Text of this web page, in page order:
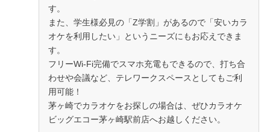
す。
また、学生様必見の「Z学割」があるので「安いカラ
オケを利用したい」というニーズにもお応えできま
す。
フリーWi-Fi完備でスマホ充電もできるので、打ち合
わせや会議など、テレワークスペースとしてもご利
用可能！
茅ヶ崎でカラオケをお探しの場合は、ぜひカラオケ
ビッグエコー茅ヶ崎駅前店へお越しください。